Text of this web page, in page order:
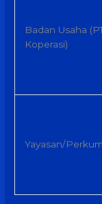
Badan Usaha
Koperasi)
Yayasan/